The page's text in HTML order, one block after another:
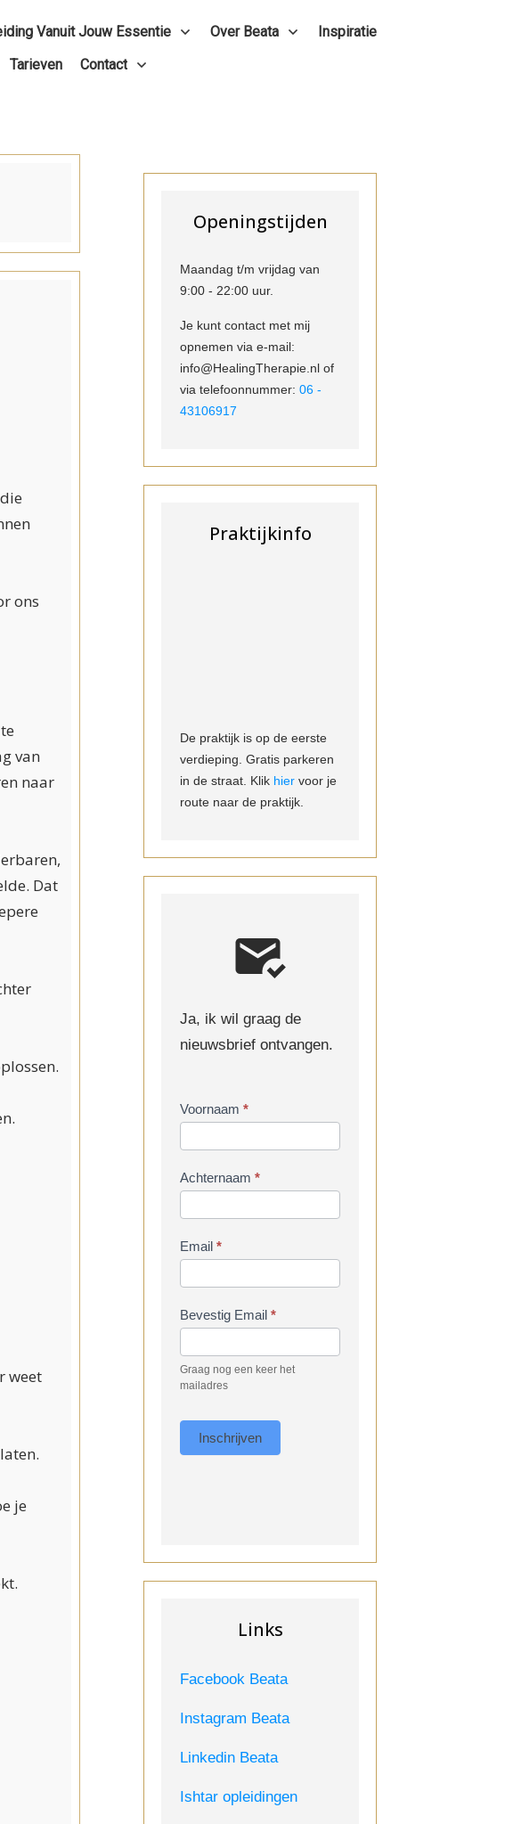
Vanuit Jouw Essentie Over Beata
Inspiratie
Tarieven
Contact
ons
van
naar
Dat
weet
je
Openingstijden
Maandag t/m vrijdag van
9:00 - 22:00 uur.
Je kunt contact met mij
opnemen via e-mail:
info@HealingTherapie.nl of
via telefoonnummer: 06 -
43106917
Praktijkinfo
De praktijk is op de eerste
verdieping. Gratis parkeren
in de straat. Klik hier voor je
route naar de praktijk.
Ja, ik wil graag de
nieuwsbrief ontvangen.
Inschrijven
Voornaam *
Achternaam *
Email *
Bevestig Email *
Graag nog een keer het
mailadres
Inschrijven
Links
Facebook Beata
Instagram Beata
Linkedin Beata
Ishtar opleidingen